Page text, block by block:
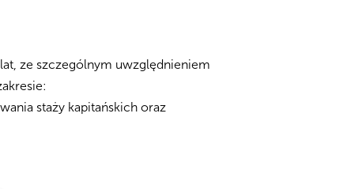
ze szczególnym uwzględnieniem
staży kapitańskich oraz